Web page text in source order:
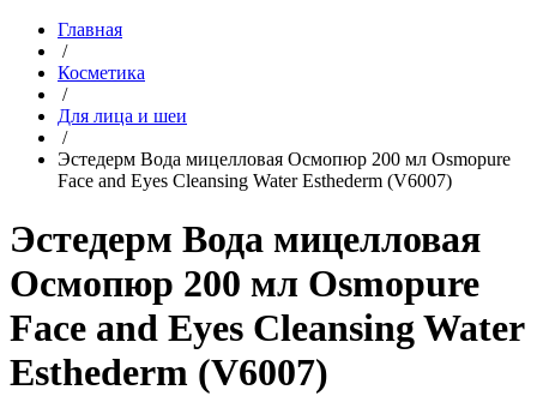
Главная
/
Косметика
/
Для лица и шеи
/
Эстедерм Вода мицелловая Осмопюр 200 мл Osmopure
Face and Eyes Cleansing Water Esthederm (V6007)
Эстедерм Вода мицелловая
Осмопюр 200 мл Osmopure
Face and Eyes Cleansing Water
Esthederm (V6007)